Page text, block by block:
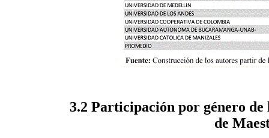
3.2 Participación por género de
de